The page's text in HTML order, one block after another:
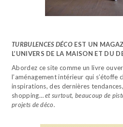
TURBULENCES DÉCO EST UN
L’UNIVERS DE LA MAISON ET DU
Abordez ce site comme un livre
l’aménagement intérieur qui s’étoffe
inspirations, des dernières
shopping…et surtout, beaucoup de
projets de déco.